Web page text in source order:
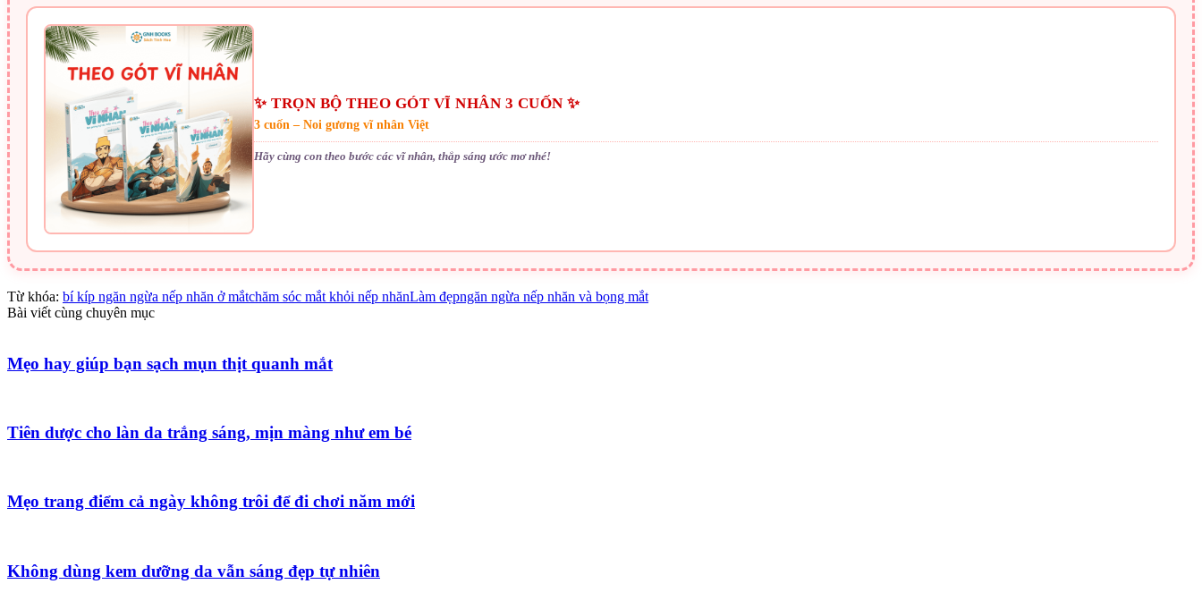
✨ TRỌN BỘ THEO GÓT VĨ NHÂN 3 CUỐN ✨
3 cuốn – Noi gương vĩ nhân Việt
Hãy cùng con theo bước các vĩ nhân, thắp sáng ước mơ nhé!
Từ khóa: bí kíp ngăn ngừa nếp nhăn ở mắtchăm sóc mắt khỏi nếp nhănLàm đẹpngăn ngừa nếp nhăn và bọng mắt
Bài viết cùng chuyên mục
Mẹo hay giúp bạn sạch mụn thịt quanh mắt
Tiên dược cho làn da trắng sáng, mịn màng như em bé
Mẹo trang điểm cả ngày không trôi để đi chơi năm mới
Không dùng kem dưỡng da vẫn sáng đẹp tự nhiên